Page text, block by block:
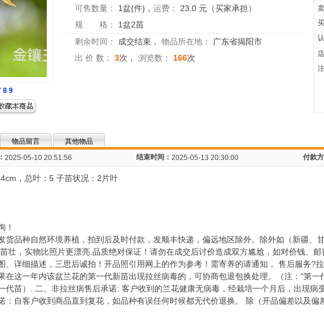
8 9
可售数量： 1盆(件) ， 运费：
23.0 元（买家承担）
规 格：
1盆2苗
剩余时间：
成交结束 ， 物品所在地：
广东省揭阳市
出 价 数：
3次， 浏览数： 166次
物品留言
其他物品
2025-05-10 20:51:56 结束时间： 2025-05-13 20:30:00 付款方
，总叶：5 子苗状况：2片叶
！
货品种自然环境养植，拍到后及时付款，发顺丰快递，偏远地区除外。除外如（新疆、
壮，实物比照片更漂亮.品质绝对保证！请勿在成交后讨价造成双方尴尬，如对价钱、邮
、详细描述，三思后诚拍！开品照引用网上的作为参考！需寄养的请通知， 售后服务?
在这一年内该盆兰花的第一代新苗出现拉丝病毒的，可协商包退包换处理。（注：“第一
代苗）. 二、非拉丝病售后承诺: 客户收到的兰花健康无病毒，经栽培一个月后，出现病
：自客户收到商品直到复花，如品种有误任何时候都无代价退换。 除（开品偏差以及偏